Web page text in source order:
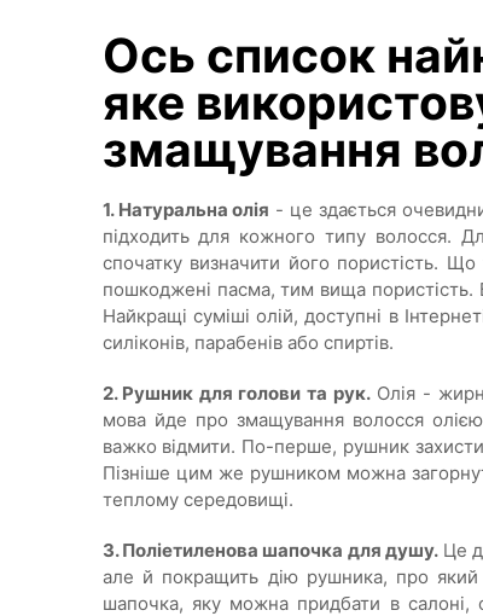
Ось список
яке
змащування
1. Натуральна олія - це здається
підходить для кожного типу волосся.
спочатку визначити його пористість.
пошкоджені пасма, тим вища пористість.
Найкращі суміші олій, доступні в
силіконів, парабенів або спиртів.
2. Рушник для голови та рук.Олія -
мова йде про змащування волосся
важко відмити. По-перше, рушник
Пізніше цим же рушником можна
теплому середовищі.
3. Поліетиленова шапочка для душу.Це
але й покращить дію рушника, про
шапочка, яку можна придбати в салоні,